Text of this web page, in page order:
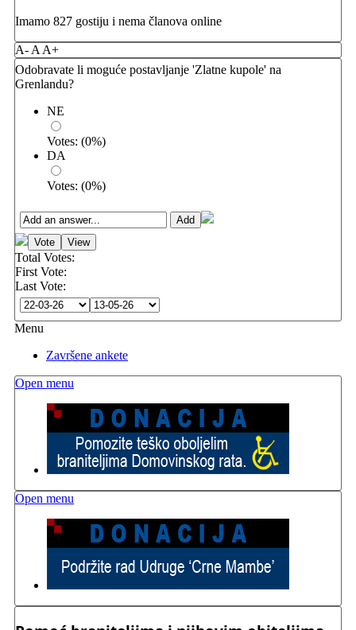
Imamo 827 gostiju i nema članova online
A- A A+
Odobravate li moguće postavljanje 'Zlatne kupole' na
Grenlandu?
NE
Votes: (0%)
DA
Votes: (0%)
Total Votes:
First Vote:
Last Vote:
Menu
Završene ankete
Open menu
Open menu